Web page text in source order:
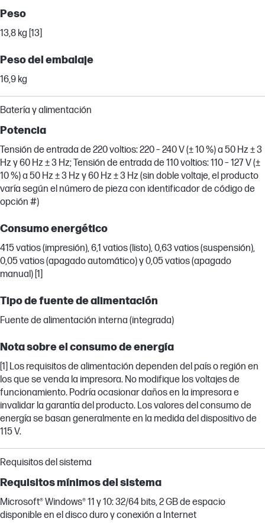
Peso
13,8 kg [13]
Peso del embalaje
16,9 kg
Batería y alimentación
Potencia
Tensión de entrada de 220 voltios: 220 – 240 V (± 10 %) a 50 Hz ± 3
Hz y 60 Hz ± 3 Hz; Tensión de entrada de 110 voltios: 110 – 127 V (±
10 %) a 50 Hz ± 3 Hz y 60 Hz ± 3 Hz (sin doble voltaje, el producto
varía según el número de pieza con identificador de código de
opción #)
Consumo energético
415 vatios (impresión), 6,1 vatios (listo), 0,63 vatios (suspensión),
0,05 vatios (apagado automático) y 0,05 vatios (apagado
manual) [1]
Tipo de fuente de alimentación
Fuente de alimentación interna (integrada)
Nota sobre el consumo de energía
[1] Los requisitos de alimentación dependen del país o región en
los que se venda la impresora. No modifique los voltajes de
funcionamiento. Podría ocasionar daños en la impresora e
invalidar la garantía del producto. Los valores del consumo de
energía se basan generalmente en la medida del dispositivo de
115 V.
Requisitos del sistema
Requisitos mínimos del sistema
Microsoft® Windows® 11 y 10: 32/64 bits, 2 GB de espacio
disponible en el disco duro y conexión a Internet